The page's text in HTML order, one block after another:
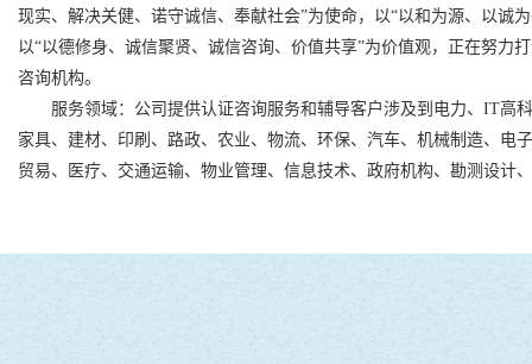
现实、解决关健、诺守诚信、奉献社会”为使命，以“以和为源、以诚
以“以德修身、诚信聚贤、诚信咨询、价值共享”为价值观，正在努力
咨询机构。
服务领域：公司提供认证咨询服务和辅导客户涉及到电力、IT高
家具、建材、印刷、路政、农业、物流、环保、汽车、机械制造、电
贸易、医疗、交通运输、物业管理、信息技术、政府机构、勘测设计